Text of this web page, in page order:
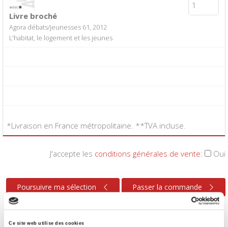
Ce site web utilise des cookies
Livre broché
Agora débats/jeunesses 61, 2012
L'habitat, le logement et les jeunes
*Livraison en France métropolitaine. **TVA incluse.
J'accepte les conditions générales de vente: Oui
Poursuivre ma sélection Passer la commande